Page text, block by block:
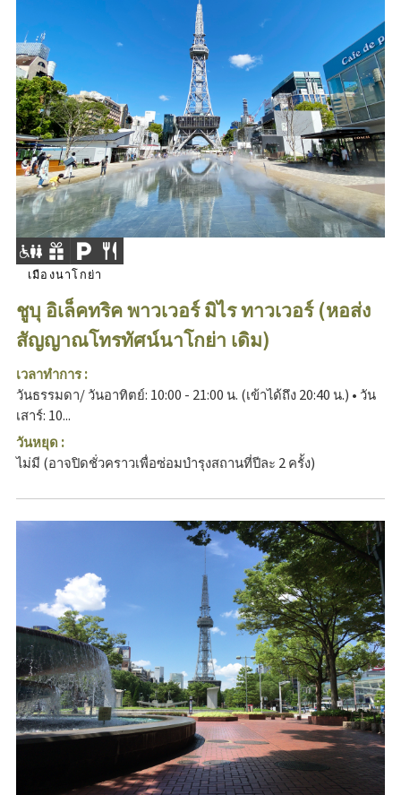
เมืองนาโกย่า
ชูบุ อิเล็คทริค พาวเวอร์ มิไร ทาวเวอร์ (หอส่ง
สัญญาณโทรทัศน์นาโกย่า เดิม)
เวลาทำการ :
วันธรรมดา/ วันอาทิตย์: 10:00 - 21:00 น. (เข้าได้ถึง 20:40 น.) • วัน
เสาร์: 10...
วันหยุด :
ไม่มี (อาจปิดชั่วคราวเพื่อซ่อมบำรุงสถานที่ปีละ 2 ครั้ง)